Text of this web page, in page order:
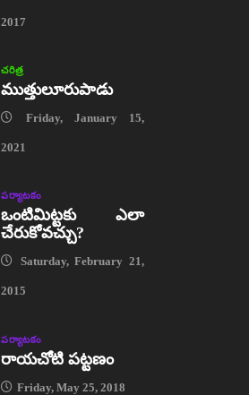
2017
చరిత్ర
ముత్తులూరుపాడు
Friday, January 15,
2021
పర్యాటకం
ఒంటిమిట్టకు ఎలా
చేరుకోవచ్చు?
Saturday, February 21,
2015
పర్యాటకం
రాయచోటి పట్టణం
Friday, May 25, 2018